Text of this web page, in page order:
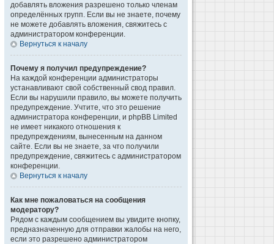
добавлять вложения разрешено только членам
определённых групп. Если вы не знаете, почему
не можете добавлять вложения, свяжитесь с
администратором конференции.
Вернуться к началу
Почему я получил предупреждение?
На каждой конференции администраторы
устанавливают свой собственный свод правил.
Если вы нарушили правило, вы можете получить
предупреждение. Учтите, что это решение
администратора конференции, и phpBB Limited
не имеет никакого отношения к
предупреждениям, вынесенным на данном
сайте. Если вы не знаете, за что получили
предупреждение, свяжитесь с администратором
конференции.
Вернуться к началу
Как мне пожаловаться на сообщения
модератору?
Рядом с каждым сообщением вы увидите кнопку,
предназначенную для отправки жалобы на него,
если это разрешено администратором